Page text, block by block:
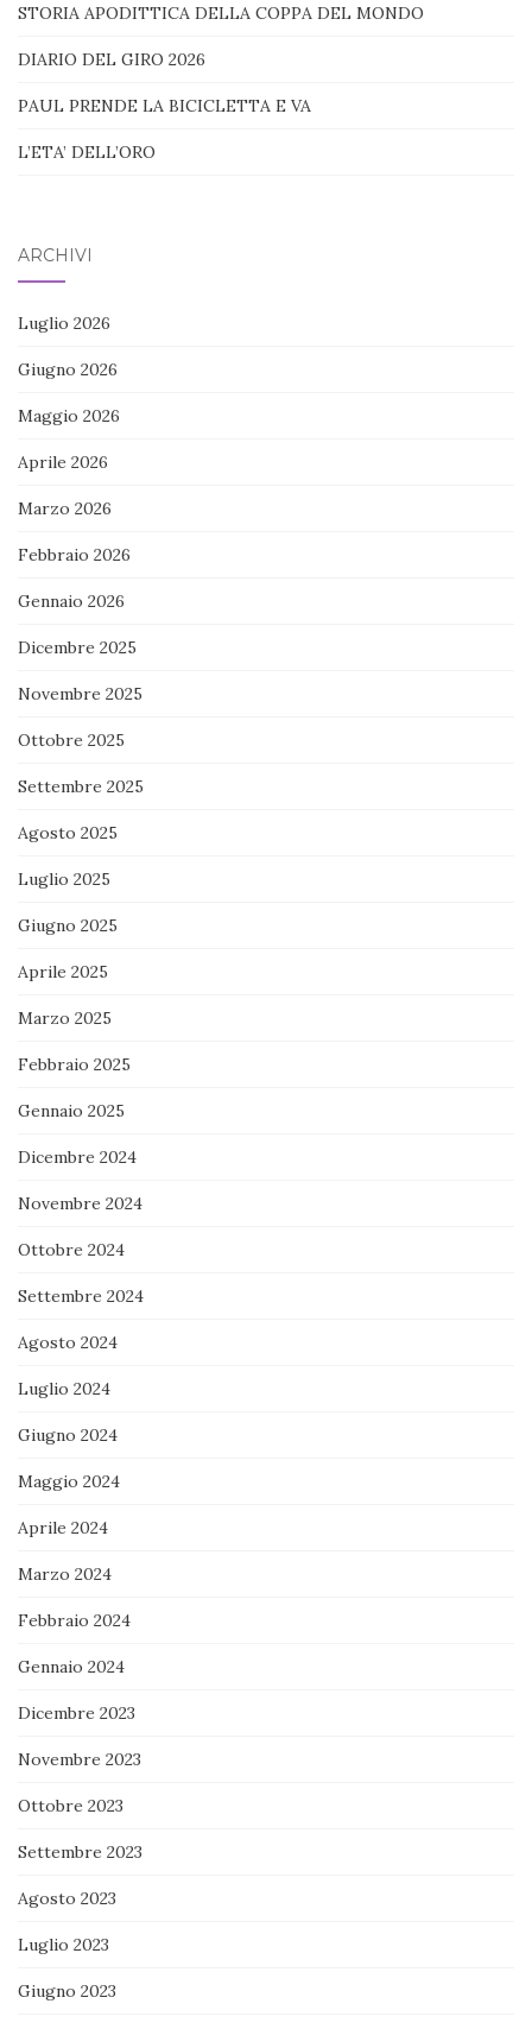
STORIA APODITTICA DELLA COPPA DEL MONDO
DIARIO DEL GIRO 2026
PAUL PRENDE LA BICICLETTA E VA
L’ETA’ DELL’ORO
ARCHIVI
Luglio 2026
Giugno 2026
Maggio 2026
Aprile 2026
Marzo 2026
Febbraio 2026
Gennaio 2026
Dicembre 2025
Novembre 2025
Ottobre 2025
Settembre 2025
Agosto 2025
Luglio 2025
Giugno 2025
Aprile 2025
Marzo 2025
Febbraio 2025
Gennaio 2025
Dicembre 2024
Novembre 2024
Ottobre 2024
Settembre 2024
Agosto 2024
Luglio 2024
Giugno 2024
Maggio 2024
Aprile 2024
Marzo 2024
Febbraio 2024
Gennaio 2024
Dicembre 2023
Novembre 2023
Ottobre 2023
Settembre 2023
Agosto 2023
Luglio 2023
Giugno 2023